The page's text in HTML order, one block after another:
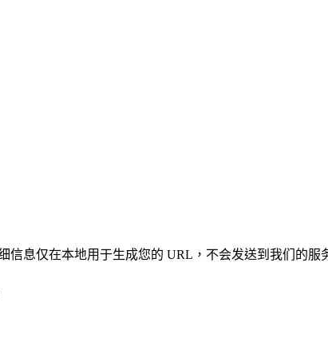
信息仅在本地用于生成您的 URL，不会发送到我们的服